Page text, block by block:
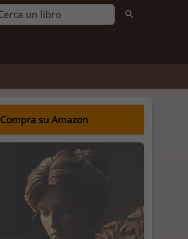
Compra su Amazon